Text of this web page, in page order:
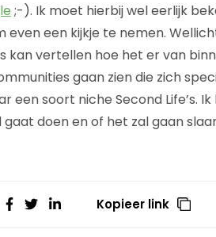
;-). Ik moet hierbij wel eerlijk
even een kijkje te nemen.
kan vertellen hoe het er van
gaan zien die zich
een soort niche Second Life’s.
doen en of het zal gaan
Kopieer link